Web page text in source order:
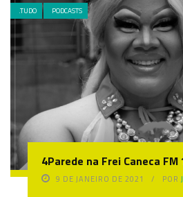
.TUDO PODCASTS
4Parede na Frei Caneca FM
9 DE JANEIRO DE 2021 POR